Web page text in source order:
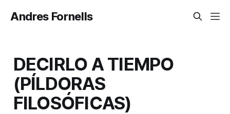
Andres Fornells
DECIRLO A TIEMPO
(PÍLDORAS
FILOSÓFICAS)